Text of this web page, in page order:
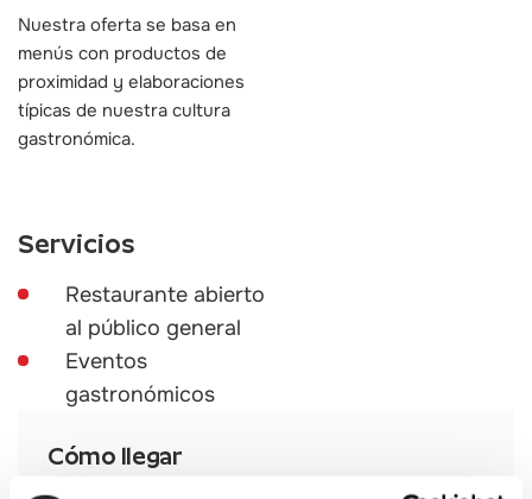
Nuestra oferta se basa en
menús con productos de
proximidad y elaboraciones
típicas de nuestra cultura
gastronómica.
Servicios
Restaurante abierto
al público general
Eventos
gastronómicos
Cómo llegar